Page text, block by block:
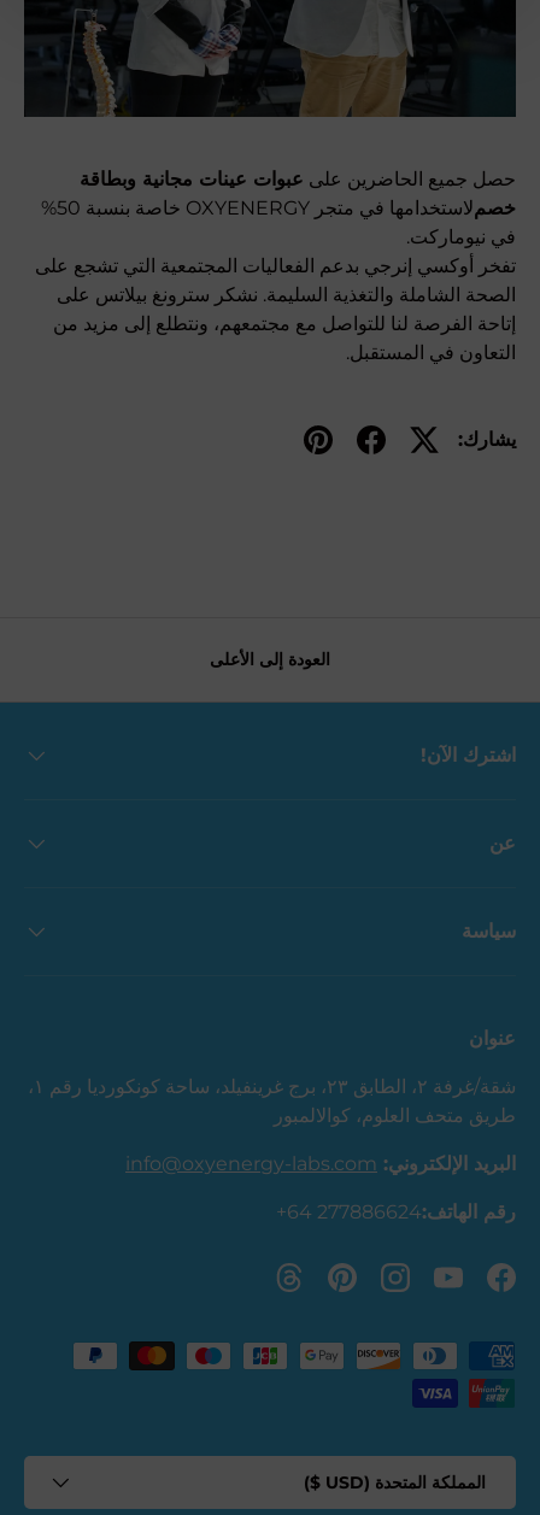
حصل جميع الحاضرين على عبوات عينات مجانية وبطاقة
خصم
خاصة بنسبة 50% لاستخدامها في متجر OXYENERGY
في نيوماركت.
تفخر أوكسي إنرجي بدعم الفعاليات المجتمعية التي تشجع على
الصحة الشاملة والتغذية السليمة. نشكر سترونغ بيلاتس على
إتاحة الفرصة لنا للتواصل مع مجتمعهم، ونتطلع إلى مزيد من
التعاون في المستقبل.
يشارك:
العودة إلى الأعلى
اشترك الآن!
عن
سياسة
عنوان
شقة/غرفة ٢، الطابق ٢٣، برج غرينفيلد، ساحة كونكورديا رقم ١،
طريق متحف العلوم، كوالالمبور
البريد الإلكتروني: info@oxyenergy-labs.com
رقم الهاتف:+64 277886624
فيسبوكيوتيوبانستغرامبينترستالخيوط
طرق الدفع المقبولة
المملكة المتحدة (USD $)